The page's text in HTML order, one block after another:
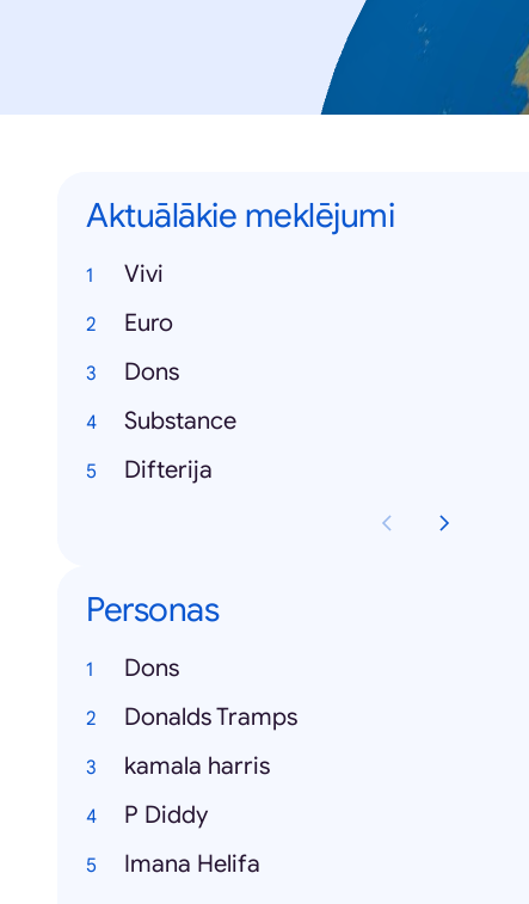
Aktuālākie meklējumi
Vivi
Euro
Dons
Substance
Difterija
Personas
Dons
Donalds Tramps
kamala harris
P Diddy
Imana Helifa